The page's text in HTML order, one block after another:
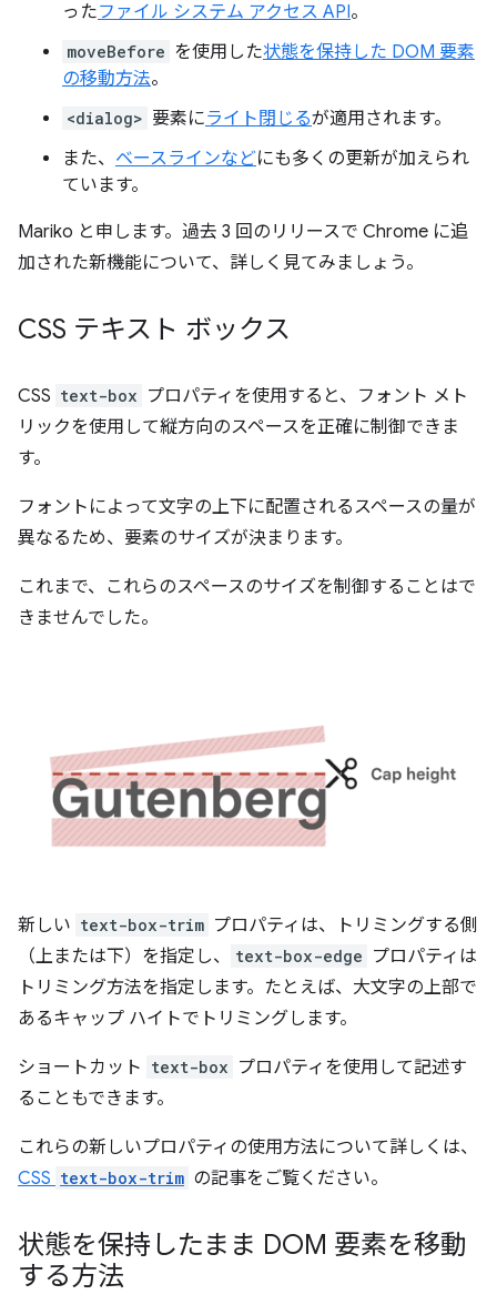
ったファイル システム アクセス API。
moveBefore を使用した状態を保持した DOM 要素
の移動方法。
<dialog> 要素にライト閉じるが適用されます。
また、 ベースラインなどにも多くの更新が加えられ
ています。
Mariko と申します。過去 3 回のリリースで Chrome に追
加された新機能について、詳しく見てみましょう。
CSS テキスト ボックス
CSS text-box プロパティを使用すると、フォント メト
リックを使用して縦方向のスペースを正確に制御できま
す。
フォントによって文字の上下に配置されるスペースの量が
異なるため、要素のサイズが決まります。
これまで、これらのスペースのサイズを制御することはで
きませんでした。
新しい text-box-trim プロパティは、トリミングする側
（上または下）を指定し、
text-box-edge プロパティは
トリミング方法を指定します。たとえば、大文字の上部で
あるキャップ ハイトでトリミングします。
ショートカット text-box プロパティを使用して記述す
ることもできます。
これらの新しいプロパティの使用方法について詳しくは、
CSS text-box-trim の記事をご覧ください。
状態を保持したまま DOM 要素を移動
する方法